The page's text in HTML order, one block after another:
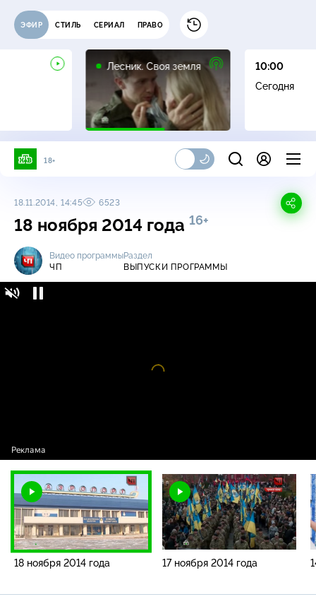
ЭФИР СТИЛЬ СЕРИАЛ ПРАВО
Лесник. Своя земля
16+
10:00
Сегодня
18+
18.11.2014, 14:45 6523
18 ноября 2014 года 16+
Видео программы
ЧП
Раздел
ВЫПУСКИ ПРОГРАММЫ
Видео
18 ноября 2014 года 17 ноября 2014 года